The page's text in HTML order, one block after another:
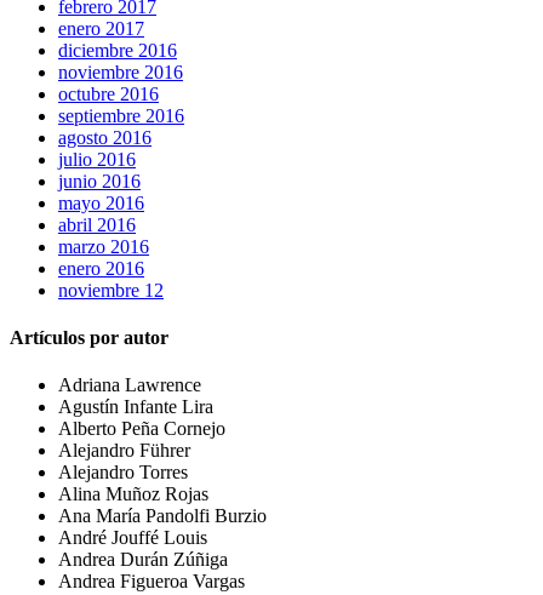
febrero 2017
enero 2017
diciembre 2016
noviembre 2016
octubre 2016
septiembre 2016
agosto 2016
julio 2016
junio 2016
mayo 2016
abril 2016
marzo 2016
enero 2016
noviembre 12
Artículos por autor
Adriana Lawrence
Agustín Infante Lira
Alberto Peña Cornejo
Alejandro Führer
Alejandro Torres
Alina Muñoz Rojas
Ana María Pandolfi Burzio
André Jouffé Louis
Andrea Durán Zúñiga
Andrea Figueroa Vargas